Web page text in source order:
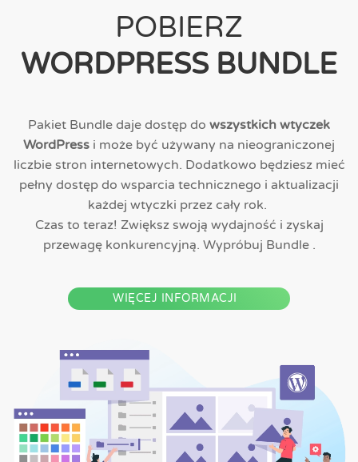
POBIERZ
WORDPRESS BUNDLE
Pakiet Bundle daje dostęp do wszystkich wtyczek
WordPress i może być używany na nieograniczonej
liczbie stron internetowych. Dodatkowo będziesz mieć
pełny dostęp do wsparcia technicznego i aktualizacji
każdej wtyczki przez cały rok.
Czas to teraz! Zwiększ swoją wydajność i zyskaj
przewagę konkurencyjną. Wypróbuj Bundle .
WIĘCEJ INFORMACJI